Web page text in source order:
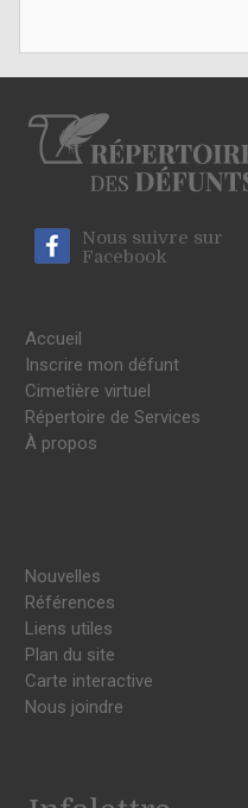
Nous suivre sur
Facebook
Accueil
Inscrire mon défunt
Cimetière virtuel
Répertoire de Services
À propos
Nouvelles
Références
Liens utiles
Plan du site
Carte interactive
Nous joindre